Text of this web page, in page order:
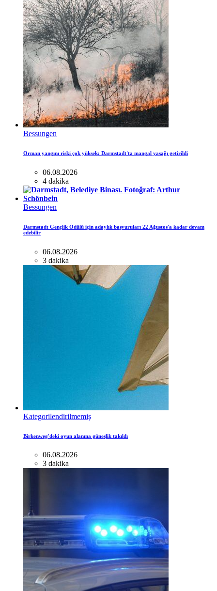
Bessungen
Orman yangını riski çok yüksek: Darmstadt'ta mangal yasağı getirildi
06.08.2026
4 dakika
Bessungen
Darmstadt Gençlik Ödülü için adaylık başvuruları 22 Ağustos'a kadar devam
edebilir
06.08.2026
3 dakika
Kategorilendirilmemiş
Birkenweg'deki oyun alanına güneşlik takıldı
06.08.2026
3 dakika